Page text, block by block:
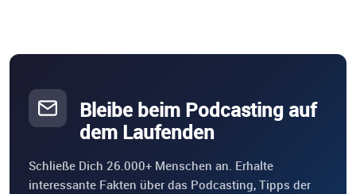
Bleibe beim Podcasting auf
dem Laufenden
Schließe Dich 26.000+ Menschen an. Erhalte
interessante Fakten über das Podcasting, Tipps der